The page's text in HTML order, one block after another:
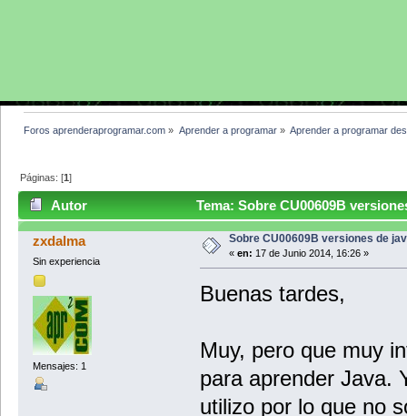
Foros aprenderaprogramar.com » Aprender a programar» Aprender a programar
Páginas: [1]
Autor Tema: Sobre CU00609B
zxdalma
Sin experiencia
Mensajes: 1
Sobre CU00609B versiones de
« en: 17 de Junio 2014, 16:26 »
Buenas tardes,
Muy, pero que muy
para aprender Java.
utilizo por lo que no